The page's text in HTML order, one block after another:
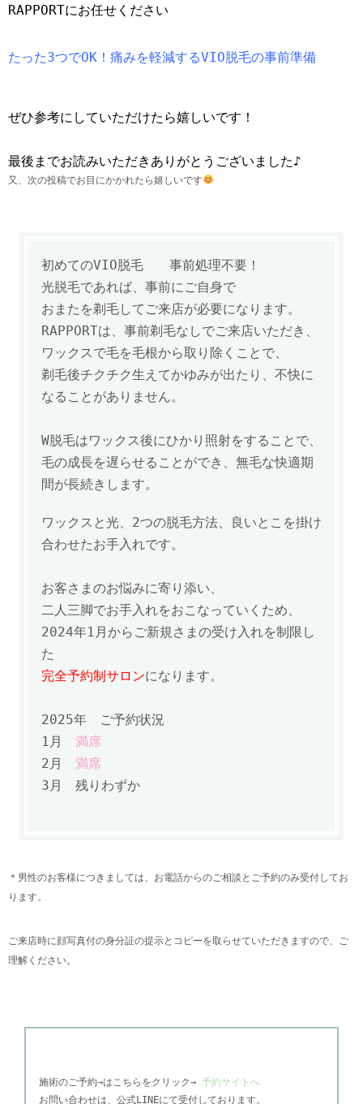
RAPPORTにお任せください
たった3つでOK！痛みを軽減するVIO脱毛の事前準備
ぜひ参考にしていただけたら嬉しいです！
最後までお読みいただきありがとうございました♪
又、次の投稿でお目にかかれたら嬉しいです
初めてのVIO脱毛 事前処理不要！
光脱毛であれば、事前にご自身で
おまたを剃毛してご来店が必要になります。
RAPPORTは、事前剃毛なしでご来店いただき、
ワックスで毛を毛根から取り除くことで、
剃毛後チクチク生えてかゆみが出たり、不快に
なることがありません。
W脱毛はワックス後にひかり照射をすることで、
毛の成長を遅らせることができ、 無毛な快適期
間が長続きします。
ワックスと光、2つの脱毛方法、良いとこを掛け
合わせたお手入れです。
お客さまのお悩みに寄り添い、
二人三脚でお手入れをおこなっていくため、
2024年1月からご新規さまの受け入れを制限し
た
完全予約制サロンになります。
2025年
ご予約状況
1月 満席
2月 満席
3月 残りわずか
＊男性のお客様につきましては、お電話からのご相談とご予約のみ受付してお
ります。
ご来店時に顔写真付の身分証の提示とコピーを取らせていただきますので、ご
理解ください。
施術のご予約→はこちらをクリック→ 予約サイトへ
お問い合わせは、公式LINEにて受付しております。